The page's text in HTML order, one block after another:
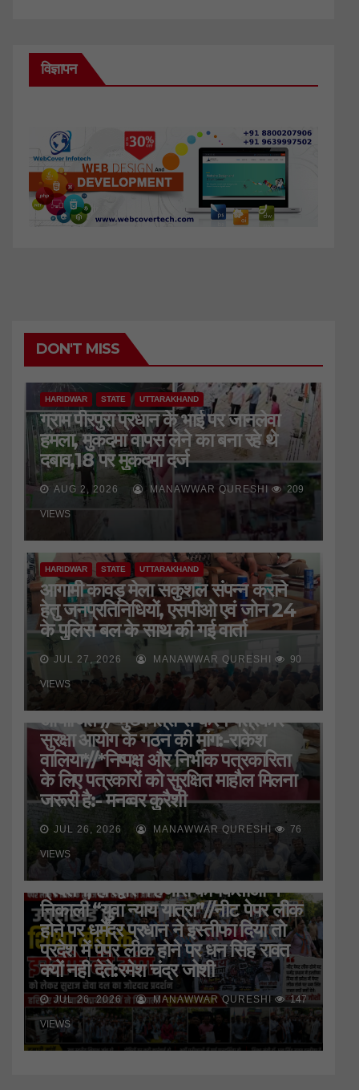
विज्ञापन
DON'T MISS
HARIDWAR STATE UTTARAKHAND
ग्राम पीरपुरा प्रधान के भाई पर जानलेवा
हमला, मुकदमा वापस लेने का बना रहे थे
दबाव,18 पर मुकदमा दर्ज
AUG 2, 2026 MANAWWAR QURESHI 209
VIEWS
HARIDWAR STATE UTTARAKHAND
आगामी कावड़ मेला सकुशल संपन्न कराने
हेतु जनप्रतिनिधियों, एसपीओ एवं जोन 24
के पुलिस बल के साथ की गई वार्ता
JUL 27, 2026 MANAWWAR QURESHI 90
VIEWS
HARIDWAR STATE UTTARAKHAND
जिला प्रेस क्लब की बैठक
आयोजित*//*मुख्यमंत्री से करेंगे पत्रकार
सुरक्षा आयोग के गठन की मांग:-राकेश
वालिया*//*निष्पक्ष और निर्भीक पत्रकारिता
के लिए पत्रकारों को सुरक्षित माहौल मिलना
जरूरी है:- मनव्वर कुरैशी
JUL 26, 2026 MANAWWAR QURESHI 76
VIEWS
HARIDWAR STATE UTTAR PRADESH
उत्तराखंड के शिक्षा मंत्री के इस्तीफे की मांग
को लेकर सुराज सेवा दल ने जमकर किया
प्रदर्शन, हरिद्वार मे हजारों कार्यकर्ताओं ने
निकाली “युवा न्याय यात्रा”//नीट पेपर लीक
होने पर धर्मेंद्र प्रधान ने इस्तीफा दिया तो
प्रदेश में पेपर लीक होने पर धन सिंह रावत
क्यों नही देते:रमेश चंद्र जोशी
JUL 26, 2026 MANAWWAR QURESHI 147
VIEWS